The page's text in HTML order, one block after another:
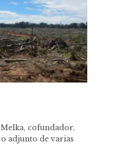
cofundador,
adjunto de varias